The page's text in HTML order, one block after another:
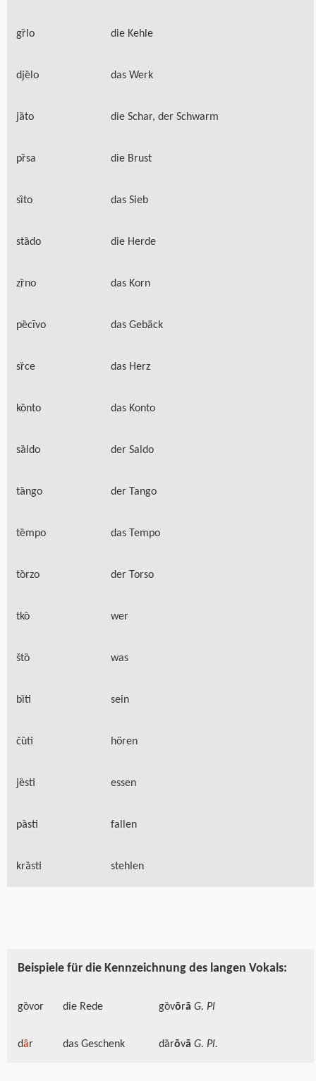
gȑlo die Kehle
djȅlo das Werk
jȁto die Schar, der Schwarm
pȑsa die Brust
sȉto das Sieb
stȁdo die Herde
zȑno das Korn
pȅcīvo das Gebäck
sȑce das Herz
kȍnto das Konto
sȁldo der Saldo
tȁngo der Tango
tȅmpo das Tempo
tȍrzo der Torso
tkȍ wer
štȍ was
bȉti sein
čȕti hören
jȅsti essen
pȁsti fallen
krȁsti stehlen
Beispiele für die Kennzeichnung des langen Vokals:
gȍvor die Rede gȍvōrā G. Pl
dȃr das Geschenk dȁrōvā G. Pl.